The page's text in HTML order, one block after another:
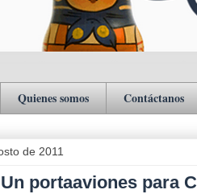
Quienes somos Contáctanos
de 2011
portaaviones para